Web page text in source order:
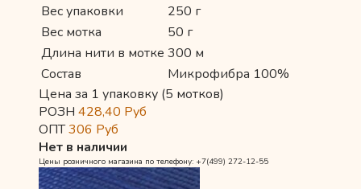
Вес упаковки
250 г
Вес мотка
50 г
Длина нити в мотке 300 м
Состав
Микрофибра 100%
Цена за 1 упаковку (5 мотков)
РОЗН 428,40 Руб
ОПТ306 Руб
Нет в наличии
Цены розничного магазина по телефону: +7(499) 272-12-55